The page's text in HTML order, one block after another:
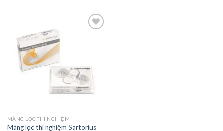
MÀNG LỌC THÍ NGHIỆM
Màng lọc thí nghiệm Sartorius